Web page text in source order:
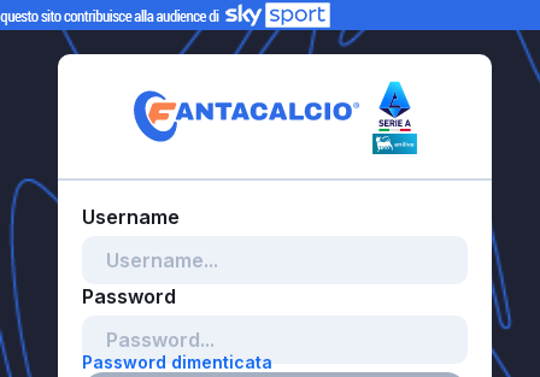
Password dimenticata